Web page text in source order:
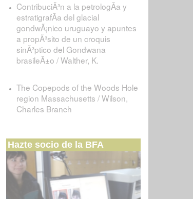
ContribuciÃ³n a la petrologÃ­a y
estratigrafÃ­a del glacial
gondwÃ¡nico uruguayo y apuntes
a propÃ³sito de un croquis
sinÃ³ptico del Gondwana
brasileÃ±o / Walther, K.
The Copepods of the Woods Hole
region Massachusetts / Wilson,
Charles Branch
Hazte socio de la BFA